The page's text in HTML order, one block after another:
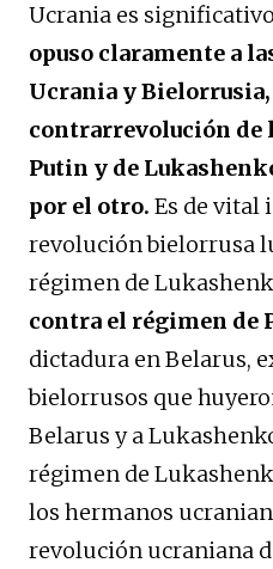
Ucrania es
opuso claramente a
Ucrania y Bielorrusia,
contrarrevolución de
Putin y de
por el otro. Es de vital
revolución bielorrusa
régimen de
contra el régimen de
dictadura en Belarus,
bielorrusos que
Belarus y a
régimen de
los hermanos
revolución ucraniana